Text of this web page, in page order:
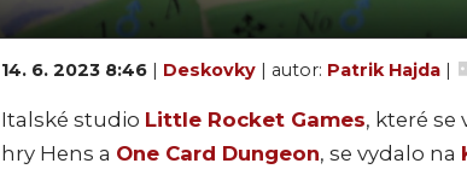
14. 6. 2023 8:46 | Deskovky | autor: Patrik Hajda |
Italské studio Little Rocket Games, které
hry Hens a One Card Dungeon, se vydalo na